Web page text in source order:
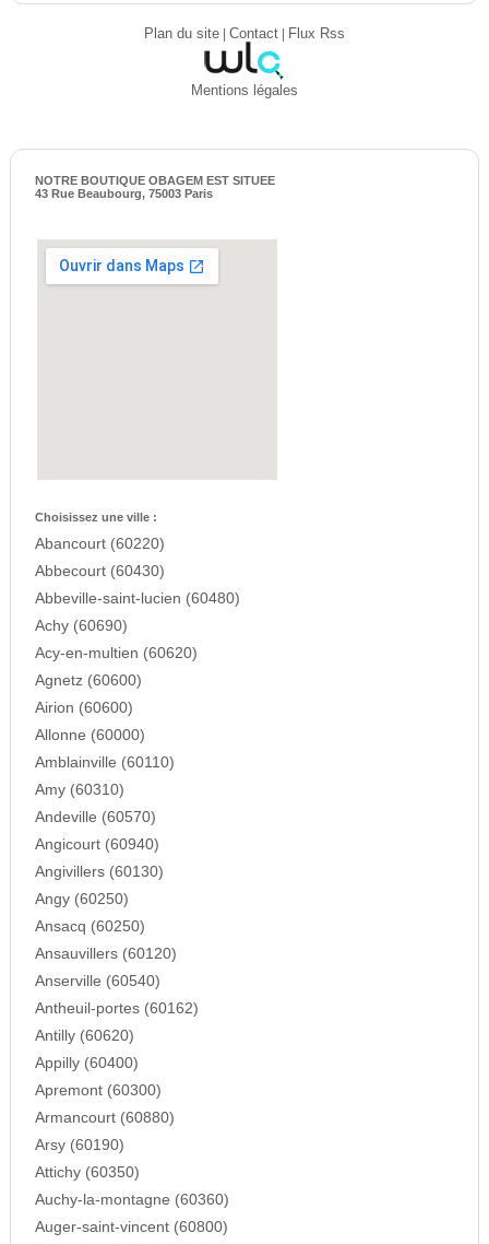
Plan du site| Contact| Flux Rss
Mentions légales
NOTRE BOUTIQUE OBAGEM EST SITUEE
43 Rue Beaubourg, 75003 Paris
Choisissez une ville :
Abancourt (60220)
Abbecourt (60430)
Abbeville-saint-lucien (60480)
Achy (60690)
Acy-en-multien (60620)
Agnetz (60600)
Airion (60600)
Allonne (60000)
Amblainville (60110)
Amy (60310)
Andeville (60570)
Angicourt (60940)
Angivillers (60130)
Angy (60250)
Ansacq (60250)
Ansauvillers (60120)
Anserville (60540)
Antheuil-portes (60162)
Antilly (60620)
Appilly (60400)
Apremont (60300)
Armancourt (60880)
Arsy (60190)
Attichy (60350)
Auchy-la-montagne (60360)
Auger-saint-vincent (60800)